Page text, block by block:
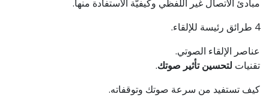
مبادئ الاتصال غير اللفظي وكيفيّة الاستفادة منها.
4 طرائق رئيسة للإلقاء.
عناصر الإلقاء الصوتي.
تقنيات لتحسين تأثير صوتك.
كيف تستفيد من سرعة صوتك وتوقفاته.